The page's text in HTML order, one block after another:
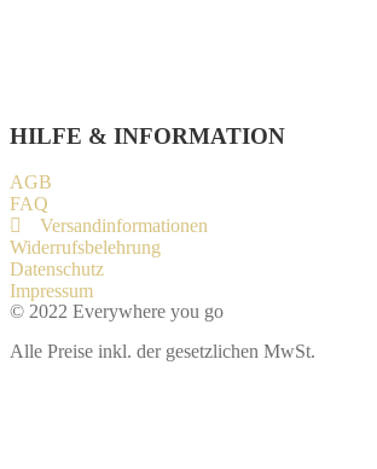
HILFE & INFORMATION​
AGB
FAQ
Versandinformationen
Widerrufsbelehrung
Datenschutz
Impressum
© 2022 Everywhere you go
Alle Preise inkl. der gesetzlichen MwSt.